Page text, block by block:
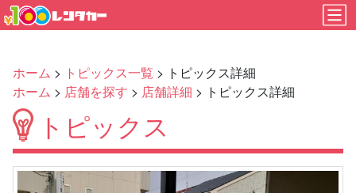
ホーム > トピックス一覧 > トピックス詳細
ホーム > 店舗を探す > 店舗詳細 > トピックス詳細
トピックス